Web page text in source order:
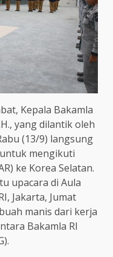
Kepala Bakamla
yang dilantik oleh
(13/9) langsung
mengikuti
ke Korea Selatan.
upacara di Aula
Jakarta, Jumat
manis dari kerja
Bakamla RI